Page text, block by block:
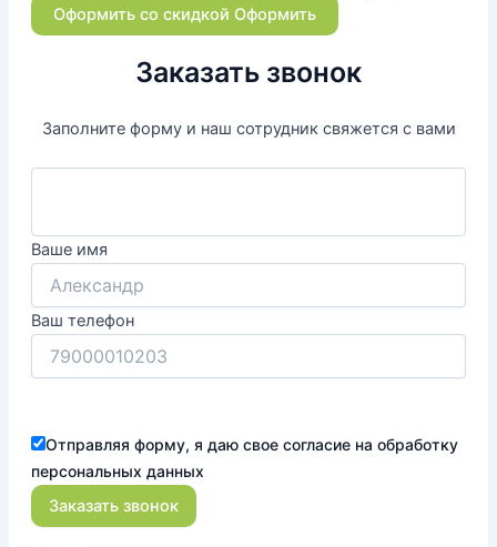
Оформить со скидкой Оформить
Заказать звонок
Заполните форму и наш сотрудник свяжется с вами
Ваше имя
Ваш телефон
Отправляя форму, я даю свое согласие на обработку
персональных данных